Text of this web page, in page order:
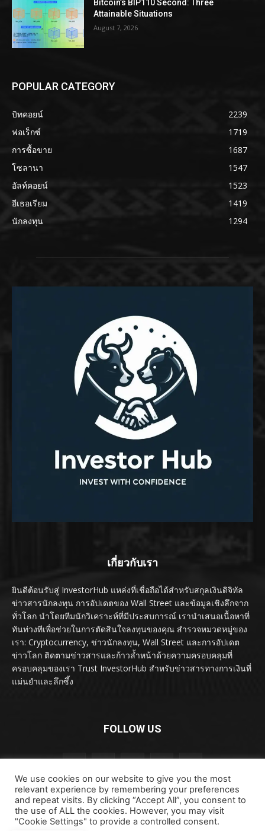
Bitcoin’s BIP110 Second: Three
Attainable Situations
August 7, 2026
POPULAR CATEGORY
บิทคอยน์
2239
ฟอเร็กซ์
1719
การซื้อขาย
1687
โซลานา
1547
อัลท์คอยน์
1523
อีเธอเรียม
1419
นักลงทุน
1294
เกี่ยวกับเรา
ยินดีต้อนรับสู่ InvestorHub แหล่งที่เชื่อถือได้สำหรับสกุลเงินดิจิทัล
ข่าวสารนักลงทุน การอัปเดตของ Wall Street และข้อมูลเชิงลึกจาก
ทั่วโลก นำโดยทีมนักวิเคราะห์ที่มีประสบการณ์ เรานำเสนอเนื้อหาที่
ทันท่วงทีเพื่อช่วยในการตัดสินใจลงทุนของคุณ สำรวจหมวดหมู่ของ
เรา: Cryptocurrency, ข่าวนักลงทุน, Wall Street และการอัปเดต
ข่าวโลก ติดตามข่าวสารและก้าวล้ำหน้าด้วยความครอบคลุมที่
ครอบคลุมของเรา Trust InvestorHub สำหรับข่าวสารทางการเงินที่
แม่นยำและลึกซึ้ง
FOLLOW US
ลิขสิทธิ์ © ลิขสิทธิ์ 2024 investorhub.click สงวนลิขสิทธิ์
We use cookies on our website to give you the most
relevant experience by remembering your preferences
and repeat visits. By clicking “Accept All”, you consent to
the use of ALL the cookies. However, you may visit
"Cookie Settings" to provide a controlled consent.